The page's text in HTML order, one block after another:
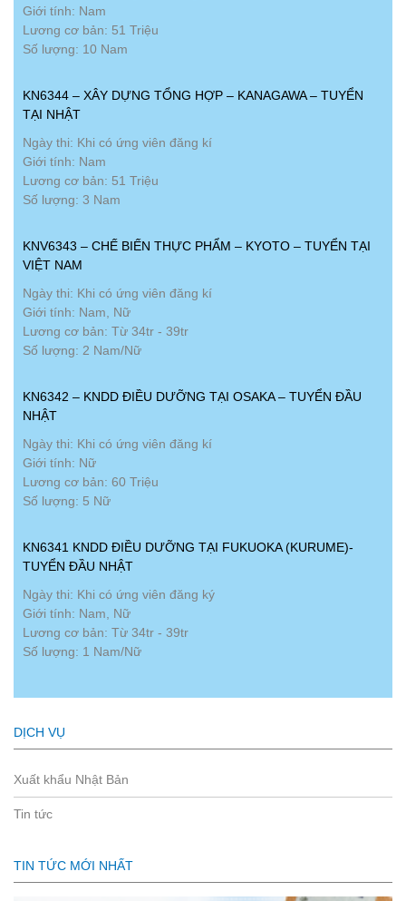
Giới tính: Nam
Lương cơ bản: 51 Triệu
Số lượng: 10 Nam
KN6344 – XÂY DỰNG TỔNG HỢP – KANAGAWA – TUYỂN
TẠI NHẬT
Ngày thi: Khi có ứng viên đăng kí
Giới tính: Nam
Lương cơ bản: 51 Triệu
Số lượng: 3 Nam
KNV6343 – CHẾ BIẾN THỰC PHẨM – KYOTO – TUYỂN TẠI
VIỆT NAM
Ngày thi: Khi có ứng viên đăng kí
Giới tính: Nam, Nữ
Lương cơ bản: Từ 34tr - 39tr
Số lượng: 2 Nam/Nữ
KN6342 – KNDD ĐIỀU DƯỠNG TẠI OSAKA – TUYỂN ĐẦU
NHẬT
Ngày thi: Khi có ứng viên đăng kí
Giới tính: Nữ
Lương cơ bản: 60 Triệu
Số lượng: 5 Nữ
KN6341 KNDD ĐIỀU DƯỠNG TẠI FUKUOKA (KURUME)-
TUYỂN ĐẦU NHẬT
Ngày thi: Khi có ứng viên đăng ký
Giới tính: Nam, Nữ
Lương cơ bản: Từ 34tr - 39tr
Số lượng: 1 Nam/Nữ
DỊCH VỤ
Xuất khẩu Nhật Bản
Tin tức
TIN TỨC MỚI NHẤT